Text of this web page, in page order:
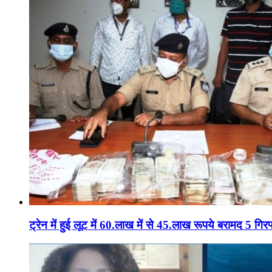
ट्रेन में हुई लूट में 60.लाख में से 45.लाख रूपये बरामद 5